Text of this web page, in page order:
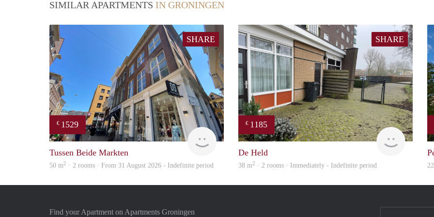
SIMILAR APARTMENTS IN GRONINGEN
SHARE
€ 1529
GrunoVerhuur
Tussen Beide Markten
50 m2 · 2 rooms · From 31 August 2026 - Indefinite period
SHARE
€ 1185
De Held
38 m2 · 2 rooms · Immediately - Indefinite period
Find your Apartment on Apartments Groningen